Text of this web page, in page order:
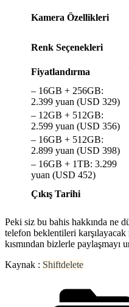
Kamera Özellikleri
Renk Seçenekleri
Fiyatlandırma
– 16GB + 256GB:
2.399 yuan (USD 329)
– 12GB + 512GB:
2.599 yuan (USD 356)
– 16GB + 512GB:
2.899 yuan (USD 398)
– 16GB + 1TB: 3.299
yuan (USD 452)
Çıkış Tarihi
Peki siz bu bahis hakkında ne
telefon beklentileri
kısmından bizlerle paylaşmayı
Kaynak : Shiftdelete